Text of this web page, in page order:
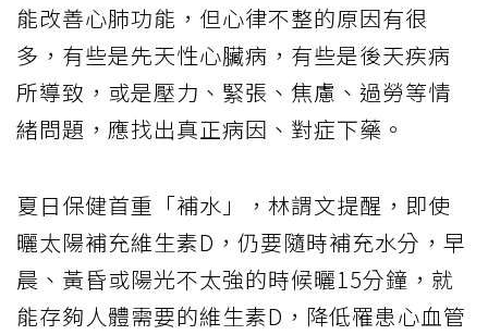
能改善心肺功能，但心律不整的原因有很
多，有些是先天性心臟病，有些是後天疾病
所導致，或是壓力、緊張、焦慮、過勞等情
緒問題，應找出真正病因、對症下藥。
夏日保健首重「補水」，林謂文提醒，即使
曬太陽補充維生素D，仍要隨時補充水分，早
晨、黃昏或陽光不太強的時候曬15分鐘，就
能存夠人體需要的維生素D，降低罹患心血管